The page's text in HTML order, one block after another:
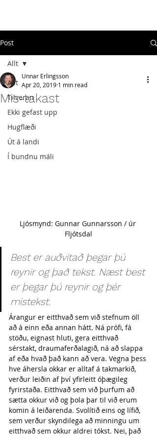
Post
Allt
Tilveran
Ekki gefast upp
Hugflæði
Út á landi
Í bundnu máli
Allt
Mis-takast
Unnar Erlingsson
Apr 20, 2019 1 min read
Ljósmynd: Gunnar Gunnarsson / úr
Fljótsdal
Best er auðvitað þegar þú
reynir og það tekst. Næst best
er þegar þú reynir og þér
mistekst.
Árangur er eitthvað sem við stefnum öll
að á einn eða annan hátt. Ná prófi, fá
stöðu, eignast hluti, gera eitthvað
sérstakt, draumaferðalagið, ná að slappa
af eða hvað það kann að vera. Vegna þess
hve áhersla okkar er alltaf á takmarkið,
verður leiðin af því yfirleitt óþægileg
fyrirstaða. Eitthvað sem við þurfum að
sætta okkur við og þola þar til við erum
komin á leiðarenda. Svolítið eins og lífið,
sem verður skyndilega að minningu um
eitthvað sem okkur aldrei tókst. Nei, það